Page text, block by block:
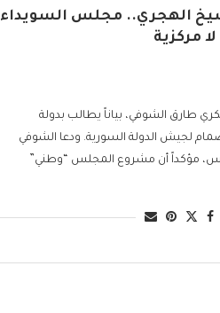
الهجري.. مجلس السويداء
مركزية
طارق الشوفي، بياناً يطالب بدولة
لجيش الدولة السورية. ودعا الشوفي
مؤكداً أن مشروع المجلس “وطني”